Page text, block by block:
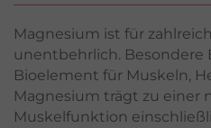
Magnesium ist für
unentbehrlich. Besondere
Bioelement für Muskeln,
Magnesium trägt zu einer
Muskelfunktion